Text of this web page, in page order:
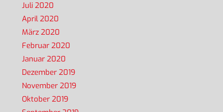
Juli 2020
April 2020
März 2020
Februar 2020
Januar 2020
Dezember 2019
November 2019
Oktober 2019